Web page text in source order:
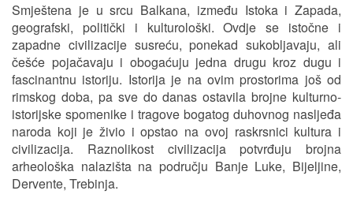
Smještena je u srcu Balkana, između Istoka i Zapada,
geografski, politički i kulturološki. Ovdje se istočne i
zapadne civilizacije susreću, ponekad sukobljavaju, ali
češće pojačavaju i obogaćuju jedna drugu kroz dugu i
fascinantnu istoriju. Istorija je na ovim prostorima još od
rimskog doba, pa sve do danas ostavila brojne kulturno-
istorijske spomenike i tragove bogatog duhovnog nasljeđa
naroda koji je živio i opstao na ovoj raskrsnici kultura i
civilizacija. Raznolikost civilizacija potvrđuju brojna
arheološka nalazišta na području Banje Luke, Bijeljine,
Dervente, Trebinja.